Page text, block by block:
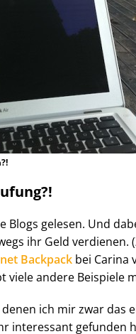
Blogs gelesen. Und
ihr Geld verdienen.
Backpack bei Carina
viele andere Beispiele
ich mir zwar das
interessant gefunden